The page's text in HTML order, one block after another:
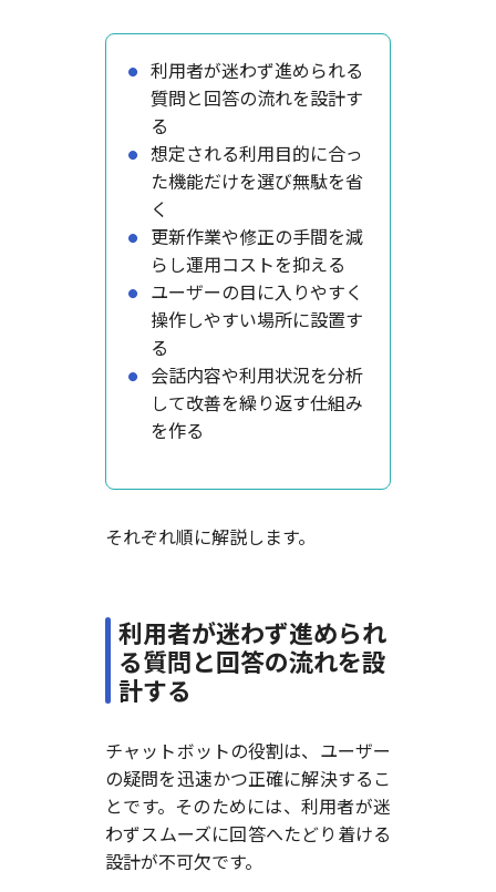
利用者が迷わず進められる
質問と回答の流れを設計す
る
想定される利用目的に合っ
た機能だけを選び無駄を省
く
更新作業や修正の手間を減
らし運用コストを抑える
ユーザーの目に入りやすく
操作しやすい場所に設置す
る
会話内容や利用状況を分析
して改善を繰り返す仕組み
を作る
それぞれ順に解説します。
利用者が迷わず進められ
る質問と回答の流れを設
計する
チャットボットの役割は、ユーザー
の疑問を迅速かつ正確に解決するこ
とです。そのためには、利用者が迷
わずスムーズに回答へたどり着ける
設計が不可欠です。